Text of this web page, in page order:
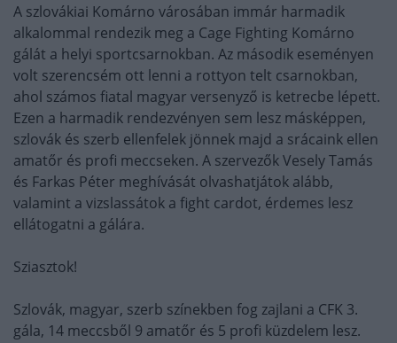
A szlovákiai Komárno városában immár harmadik
alkalommal rendezik meg a Cage Fighting Komárno
gálát a helyi sportcsarnokban. Az második eseményen
volt szerencsém ott lenni a rottyon telt csarnokban,
ahol számos fiatal magyar versenyző is ketrecbe lépett.
Ezen a harmadik rendezvényen sem lesz másképpen,
szlovák és szerb ellenfelek jönnek majd a srácaink ellen
amatőr és profi meccseken. A szervezők Vesely Tamás
és Farkas Péter meghívását olvashatjátok alább,
valamint a vizslassátok a fight cardot, érdemes lesz
ellátogatni a gálára.
Sziasztok!
Szlovák, magyar, szerb színekben fog zajlani a CFK 3.
gála, 14 meccsből 9 amatőr és 5 profi küzdelem lesz.